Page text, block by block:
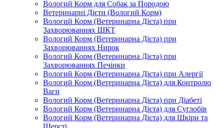
Вологий Корм для Собак за Породою
Ветеринарні Дієти (Вологий Корм)
Вологий Корм (Ветеринарна Дієта) при
Захворюваннях ШКТ
Вологий Корм (Ветеринарна Дієта) при
Захворюваннях Нирок
Вологий Корм (Ветеринарна Дієта) при
Захворюваннях Печінки
Вологий Корм (Ветеринарна Дієта) при Алергії
Вологий Корм (Ветеринарна Дієта) для Контролю
Ваги
Вологий Корм (Ветеринарна Дієта) при Діабеті
Вологий Корм (Ветеринарна Дієта) для Суглобів
Вологий Корм (Ветеринарна Дієта) для Шкіри та
Шерсті